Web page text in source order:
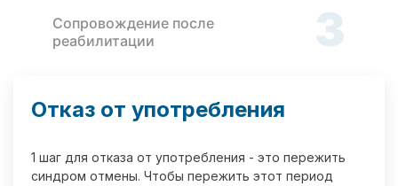
Сопровождение после
реабилитации
3
Отказ от употребления
1 шаг для отказа от употребления - это пережить
синдром отмены. Чтобы пережить этот период